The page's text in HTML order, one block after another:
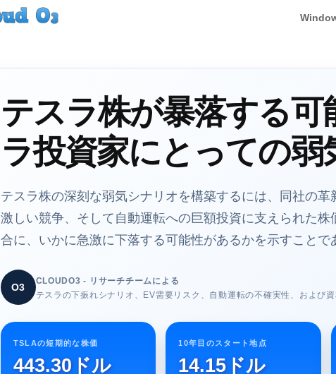
テスラ株が暴落する
ラ投資家にとっての弱
テスラ株の深刻な弱気シナリオを構築するには、同社の
激しい競争、そして自動運転への巨額投資に支えられた
合に、いかに急激に下落する可能性があるかを示すことで
O3
CLOUDO3 - リサーチチームによる
テスラの下振れシナリオ、EV需要リスク、自動運転の不確実性、および
TSLAの短期的な株価
443.30ドル
10年目のスタート地点
14.15ドル